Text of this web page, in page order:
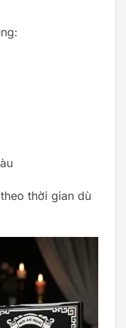
thời gian dù